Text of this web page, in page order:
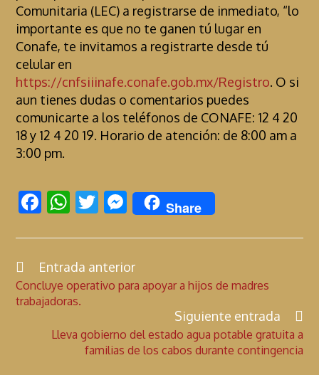
Comunitaria (LEC) a registrarse de inmediato, “lo
importante es que no te ganen tú lugar en
Conafe, te invitamos a registrarte desde tú
celular en
https://cnfsiiinafe.conafe.gob.mx/Registro. O si
aun tienes dudas o comentarios puedes
comunicarte a los teléfonos de CONAFE: 12 4 20
18 y 12 4 20 19. Horario de atención: de 8:00 am a
3:00 pm.
F
e
b
o
o
k
W
at
s
A
p
T
itt
er
M
es
se
n
g
Share
C
o
n
Entrada anterior
Concluye operativo para apoyar a hijos de madres
trabajadoras.
Siguiente entrada
Lleva gobierno del estado agua potable gratuita a
familias de los cabos durante contingencia